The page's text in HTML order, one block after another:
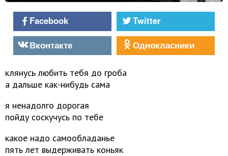
Facebook
Twitter
Вконтакте
Однокласники
клянусь любить тебя до гроба
а дальше как-нибудь сама
я ненадолго дорогая
пойду соскучусь по тебе
какое надо самообладанье
пять лет выдерживать коньяк